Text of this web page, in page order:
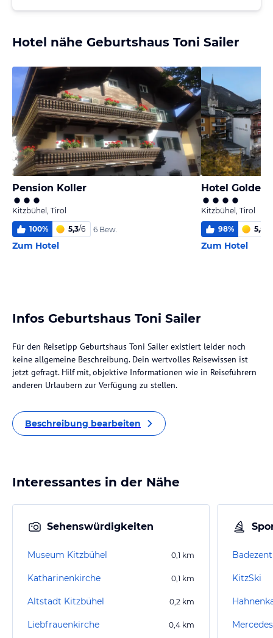
Hotel nähe Geburtshaus Toni Sailer
Pension Koller
Kitzbühel, Tirol
100% 5,3/6 6 Bew.
Zum Hotel
Hotel
Kitzbühel, Tirol
98% 5,5
Zum Hotel
Infos Geburtshaus Toni Sailer
Für den Reisetipp Geburtshaus Toni Sailer existiert leider noch
keine allgemeine Beschreibung. Dein wertvolles Reisewissen ist
jetzt gefragt. Hilf mit, objektive Informationen wie in Reiseführern
anderen Urlaubern zur Verfügung zu stellen.
Beschreibung bearbeiten
Interessantes in der Nähe
Sehenswürdigkeiten
Museum Kitzbühel 0,1 km
Katharinenkirche 0,1 km
Altstadt Kitzbühel 0,2 km
Liebfrauenkirche 0,4 km
KitzSki